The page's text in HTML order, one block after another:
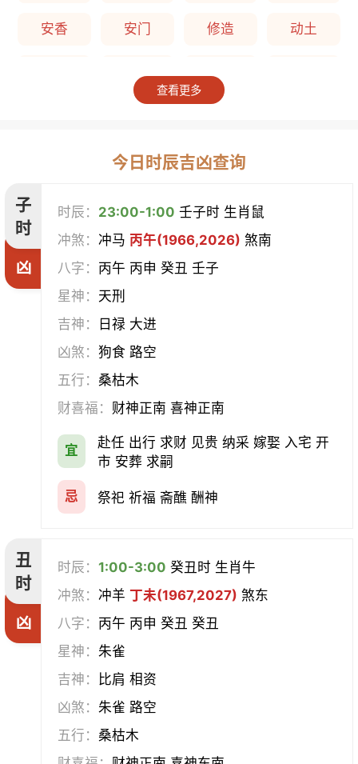
安香 安门 修造 动土
平治道涂 造桥
造仓 修饰垣墙 造船
造畜稠 盖屋
经络 酝酿 造车器
赴任 立券 置产 出货财
祭祀 祈福 求嗣
移徙 分居 出火
放水 畋猎
查看更多
今日时辰吉凶查询
子
时
凶
时辰： 23:00-1:00 壬子时 生肖鼠
冲煞：冲马 丙午(1966,2026) 煞南
八字： 丙午 丙申 癸丑 壬子
星神： 天刑
吉神：
日禄 大进
凶煞：狗食 路空
五行： 桑枯木
财喜福： 财神正南 喜神正南
宜
赴任 出行 求财 见贵 纳采 嫁娶 入宅 开
市 安葬 求嗣
忌 祭祀 祈福 斋醮 酬神
丑
时
凶
时辰：1:00-3:00 癸丑时 生肖牛
冲煞：冲羊 丁未(1967,2027) 煞东
八字： 丙午 丙申 癸丑 癸丑
星神： 朱雀
吉神：
比肩 相资
凶煞： 朱雀 路空
五行： 桑枯木